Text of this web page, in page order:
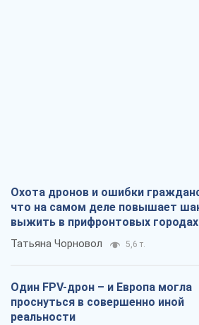
Охота дронов и ошибки
что на самом деле повышает
выжить в прифронтовых городах
Татьяна Чорновол 5,6 т.
Один FPV-дрон – и Европа могла
проснуться в совершенно иной
реальности